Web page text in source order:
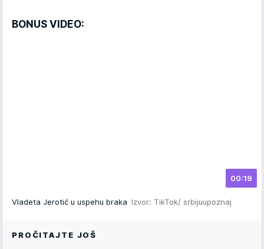
BONUS VIDEO:
00:19
Vladeta Jerotić u uspehu braka Izvor: TikTok/ srbijuupoznaj
PROČITAJTE JOŠ